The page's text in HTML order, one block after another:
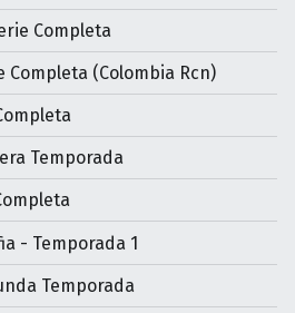
Completa
Completa (Colombia Rcn)
Temporada
- Temporada 1
Temporada